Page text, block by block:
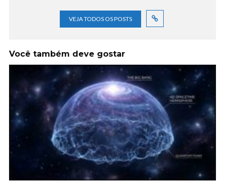
VEJA TODOS OS POSTS
Você também deve gostar